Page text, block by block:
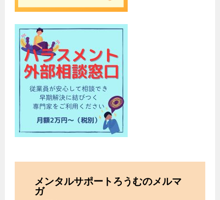
メンタルサポートろうむのメルマ
ガ